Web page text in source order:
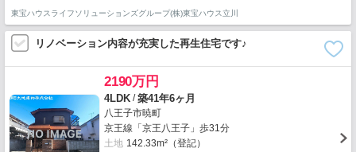
東宝ハウスライフソリューションズグループ(株)東宝ハウス立川
リノベーション内容が充実した再生住宅です♪
2190万円
4LDK /築41年6ヶ月
八王子市暁町
京王線「京王八王子」歩31分
土地 142.33m²（登記）